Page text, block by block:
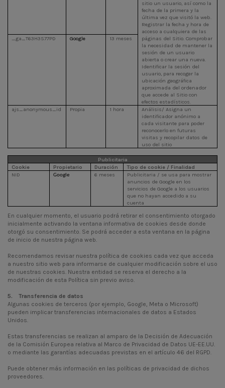
sitio un usuario, así como la
fecha de la primera y la
última vez que visitó la web.
Registrar la fecha y hora de
acceso a cualquiera de las
páginas del Sitio. Comprobar
la necesidad de mantener la
sesión de un usuario
abierta o crear una nueva.
Identificar la sesión del
usuario, para recoger la
ubicación geográfica
aproximada del ordenador
que accede al Sitio con
efectos estadísticos.
_ga_T63H3S77PD Google 13 meses
ajs_anonymous_id Propia 1 hora
Análisis/ Asigna un
identificador anónimo a
cada visitante para poder
reconocerlo en futuras
visitas y recopilar datos de
uso del sitio
Publicitaria
Cookie
Propietario Duración
Tipo de cookie / Finalidad
NID
Google 6 meses
Publicitaria / se usa para mostrar
anuncios de Google en los
servicios de Google a los usuarios
que no hayan accedido a su
cuenta
En cualquier momento, el usuario podrá retirar el consentimiento otorgado
inicialmente activando la ventana informativa de cookies desde donde
otorgó su consentimiento. Se podrá acceder a esta ventana en la página
de inicio de nuestra página web.
Recomendamos revisar nuestra política de cookies cada vez que acceda
a nuestro sitio web para informarse de cualquier modificación sobre el uso
de nuestras cookies. Nuestra entidad se reserva el derecho a la
modificación de esta Política sin previo aviso.
5. Transferencia de datos
Algunas cookies de terceros (por ejemplo, Google, Meta o Microsoft)
pueden implicar transferencias internacionales de datos a Estados
Unidos.
Estas transferencias se realizan al amparo de la Decisión de Adecuación
de la Comisión Europea relativa al Marco de Privacidad de Datos UE-EE.UU.
o mediante las garantías adecuadas previstas en el artículo 46 del RGPD.
Puede obtener más información en las políticas de privacidad de dichos
proveedores.